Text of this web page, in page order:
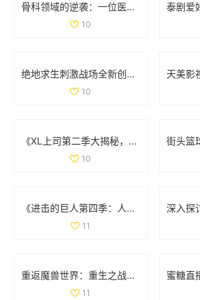
骨科领域的逆袭：一位医生面对两位患者的挑战与思考
10
绝地求生刺激战场全新创意工坊上线，体验极寒模式的独特挑战与乐趣
10
《XL上司第二季大揭秘，角色发展与剧情变化分析》
10
《进击的巨人第四季：人类与巨人最终决战的史诗篇章》
11
重返魔兽世界：重生之战斗的奇幻征程与挑战
11